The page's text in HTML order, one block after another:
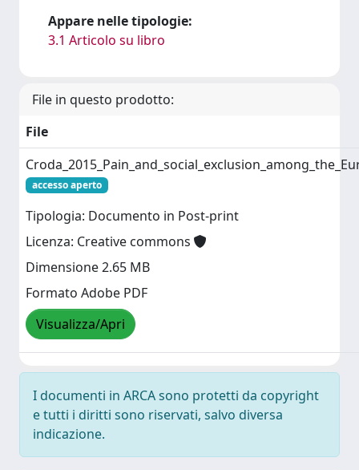
Appare nelle tipologie:
3.1 Articolo su libro
File in questo prodotto:
File
accesso aperto
Tipologia: Documento in Post-print
Licenza: Creative commons
Dimensione 2.65 MB
Formato Adobe PDF
Visualizza/Apri
I documenti in ARCA sono protetti da copyright
e tutti i diritti sono riservati, salvo diversa
indicazione.